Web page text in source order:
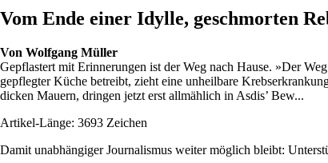
Vom Ende einer Idylle, geschmorten
Von Wolfgang Müller
Gepflastert mit Erinnerungen ist der Weg nach Hause. »Der
gepflegter Küche betreibt, zieht eine unheilbare
dicken Mauern, dringen jetzt erst allmählich in Asdis’ Bew...
Artikel-Länge: 3693 Zeichen
Damit unabhängiger Journalismus weiter möglich bleibt: